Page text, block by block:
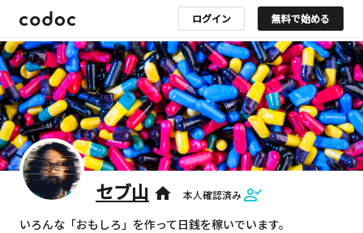
ログイン 無料で始める
セブ山 home 本人確認済み
いろんな「おもしろ」を作って日銭を稼いでいます。